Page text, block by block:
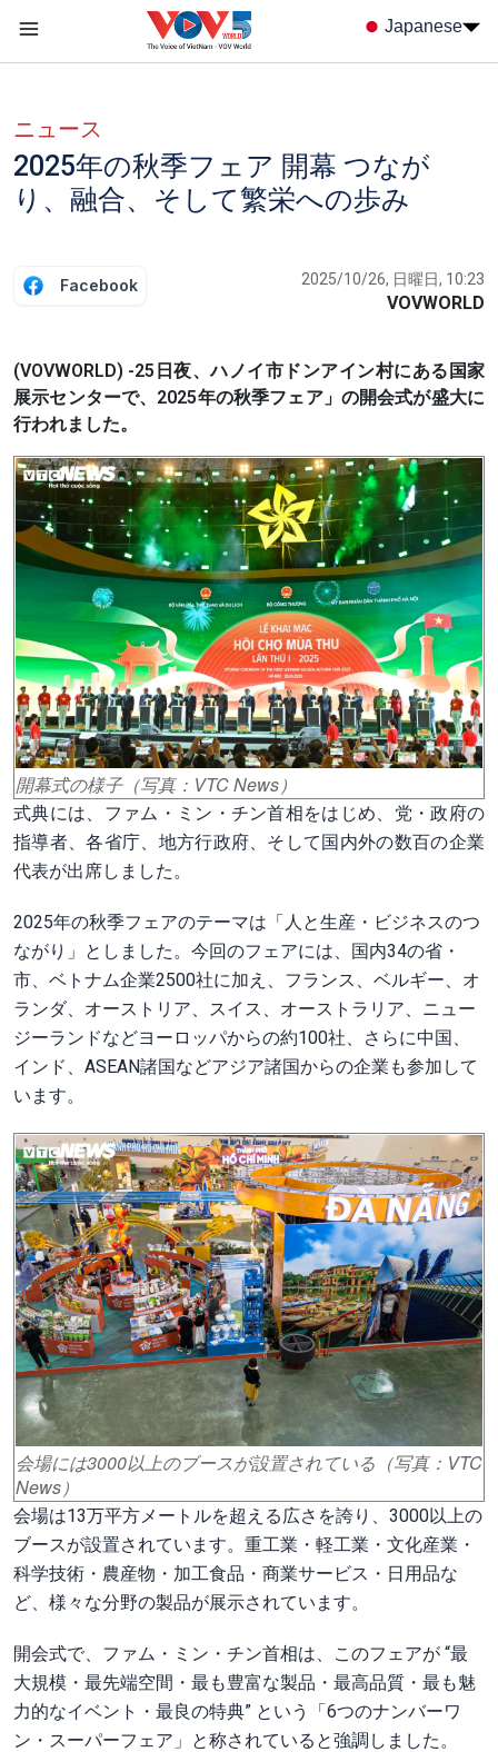
Japanese
ニュース
2025年の秋季フェア 開幕 つなが
り、融合、そして繁栄への歩み
Facebook 2025/10/26, 日曜日, 10:23
VOVWORLD
(VOVWORLD) -25日夜、ハノイ市ドンアイン村にある国家
展示センターで、2025年の秋季フェア」の開会式が盛大に
行われました。
開幕式の様子（写真：VTC News）
式典には、ファム・ミン・チン首相をはじめ、党・政府の
指導者、各省庁、地方行政府、そして国内外の数百の企業
代表が出席しました。
2025年の秋季フェアのテーマは「人と生産・ビジネスのつ
ながり」としました。今回のフェアには、国内34の省・
市、ベトナム企業2500社に加え、フランス、ベルギー、オ
ランダ、オーストリア、スイス、オーストラリア、ニュー
ジーランドなどヨーロッパからの約100社、さらに中国、
インド、ASEAN諸国などアジア諸国からの企業も参加して
います。
会場には3000以上のブースが設置されている（写真：VTC
News）
会場は13万平方メートルを超える広さを誇り、3000以上の
ブースが設置されています。重工業・軽工業・文化産業・
科学技術・農産物・加工食品・商業サービス・日用品な
ど、様々な分野の製品が展示されています。
開会式で、ファム・ミン・チン首相は、このフェアが “最
大規模・最先端空間・最も豊富な製品・最高品質・最も魅
力的なイベント・最良の特典” という「6つのナンバーワ
ン・スーパーフェア」と称されていると強調しました。